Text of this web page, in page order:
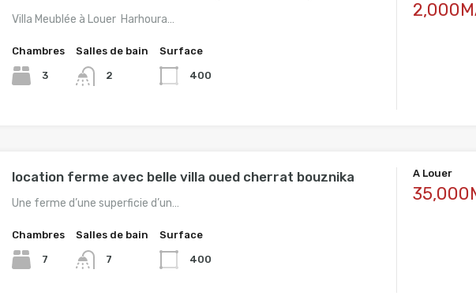
Villa Meublée à Louer Harhoura…
Chambres
3
Salles de bain
2
Surface
400
location ferme avec belle villa oued cherrat bouznika
Une ferme d’une superficie d’un…
Chambres
7
Salles de bain
7
Surface
400
A Louer